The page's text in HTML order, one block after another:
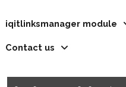
iqitlinksmanager module
Contact us